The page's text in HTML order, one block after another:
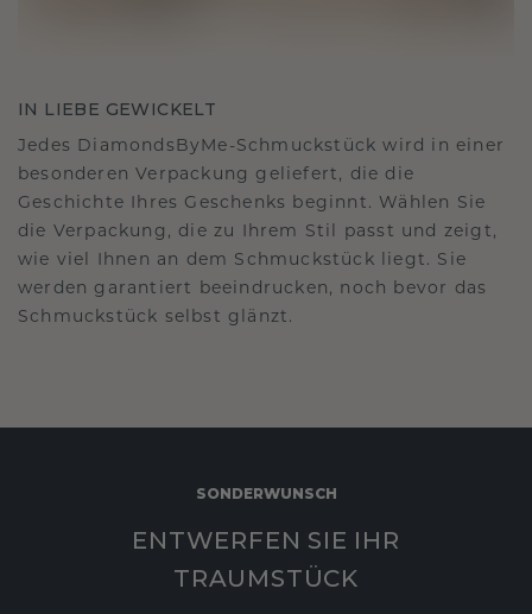
IN LIEBE GEWICKELT
Jedes DiamondsByMe-Schmuckstück wird in einer
besonderen Verpackung geliefert, die die
Geschichte Ihres Geschenks beginnt. Wählen Sie
die Verpackung, die zu Ihrem Stil passt und zeigt,
wie viel Ihnen an dem Schmuckstück liegt. Sie
werden garantiert beeindrucken, noch bevor das
Schmuckstück selbst glänzt.
SONDERWUNSCH
ENTWERFEN SIE IHR
TRAUMSTÜCK